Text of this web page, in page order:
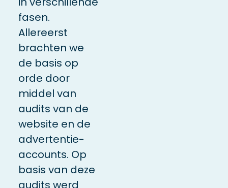
fasen.
Allereerst
brachten we
de basis op
orde door
middel van
audits van de
website en de
advertentie-
accounts. Op
basis van deze
audits werd